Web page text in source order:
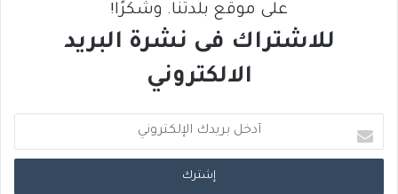
على موقع بلدتنا. وشكرًا!
للاشتراك فى نشرة البريد
الالكتروني
د
خ